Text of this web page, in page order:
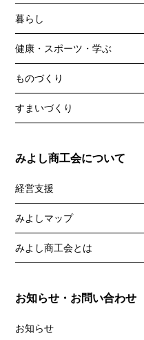
暮らし
健康・スポーツ・学ぶ
ものづくり
すまいづくり
みよし商工会について
経営支援
講習会
記帳相談指導
労働保険事務委託
設備・運転資金の相談
みよしマップ
みよし商工会とは
お知らせ・お問い合わせ
お知らせ